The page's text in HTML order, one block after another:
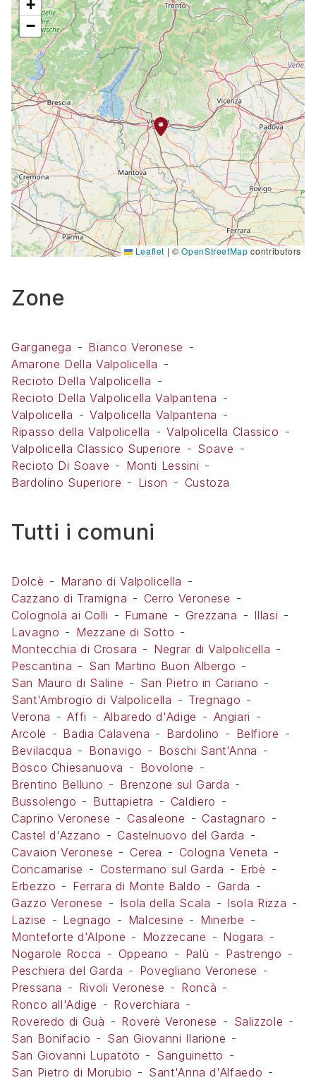
+
−
Leaflet | ©OpenStreetMap contributors
Zone
Garganega
Bianco Veronese
Amarone Della Valpolicella
Recioto Della Valpolicella
Recioto Della Valpolicella Valpantena
Valpolicella
Valpolicella Valpantena
Ripasso della Valpolicella
Valpolicella Classico
Valpolicella Classico Superiore
Soave
Recioto Di Soave
Monti Lessini
Bardolino Superiore
Lison Custoza
Tutti i comuni
Dolcè
Marano di Valpolicella
Cazzano di Tramigna
Cerro Veronese
Colognola ai Colli
Fumane Grezzana
Illasi
Lavagno
Mezzane di Sotto
Montecchia di Crosara
Negrar di Valpolicella
Pescantina
San Martino Buon Albergo
San Mauro di Saline
San Pietro in Cariano
Sant'Ambrogio di Valpolicella
Tregnago
Verona
Affi Albaredo d'Adige
Angiari
Arcole
Badia Calavena Bardolino
Belfiore
Bevilacqua
Bonavigo
Boschi Sant'Anna
Bosco Chiesanuova
Bovolone
Brentino Belluno
Brenzone sul Garda
Bussolengo
Buttapietra
Caldiero
Caprino Veronese
Casaleone
Castagnaro
Castel d'Azzano
Castelnuovo del Garda
Cavaion Veronese
Cerea
Cologna Veneta
Concamarise
Costermano sul Garda
Erbè
Erbezzo
Ferrara di Monte Baldo
Garda
Gazzo Veronese
Isola della Scala
Isola Rizza
Lazise
Legnago Malcesine
Minerbe
Monteforte d'Alpone
Mozzecane
Nogara
Nogarole Rocca
Oppeano Palù
Pastrengo
Peschiera del Garda
Povegliano Veronese
Pressana
Rivoli Veronese
Roncà
Ronco all'Adige
Roverchiara
Roveredo di Guà
Roverè Veronese
Salizzole
San Bonifacio
San Giovanni Ilarione
San Giovanni Lupatoto
Sanguinetto
San Pietro di Morubio
Sant'Anna d'Alfaedo